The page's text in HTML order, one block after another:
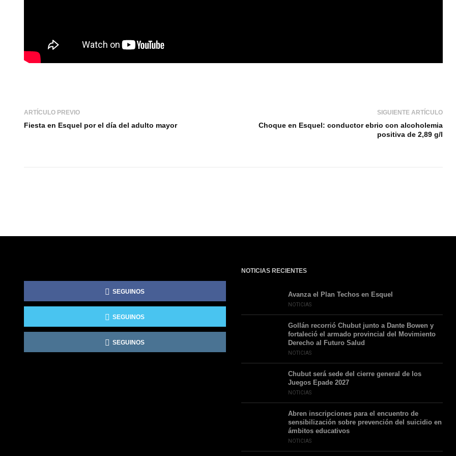
ARTÍCULO PREVIO
Fiesta en Esquel por el día del adulto mayor
SIGUIENTE ARTÍCULO
Choque en Esquel: conductor ebrio con alcoholemia
positiva de 2,89 g/l
SEGUINOS
SEGUINOS
SEGUINOS
NOTICIAS RECIENTES
Avanza el Plan Techos en Esquel
NOTICIAS
Gollán recorrió Chubut junto a Dante Bowen y
fortaleció el armado provincial del Movimiento
Derecho al Futuro Salud
NOTICIAS
Chubut será sede del cierre general de los
Juegos Epade 2027
NOTICIAS
Abren inscripciones para el encuentro de
sensibilización sobre prevención del suicidio en
ámbitos educativos
NOTICIAS